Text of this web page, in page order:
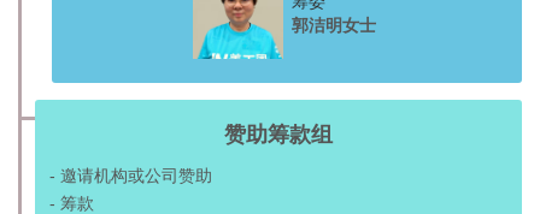
郭洁明女士
赞助筹款组
- 邀请机构或公司赞助
- 筹款